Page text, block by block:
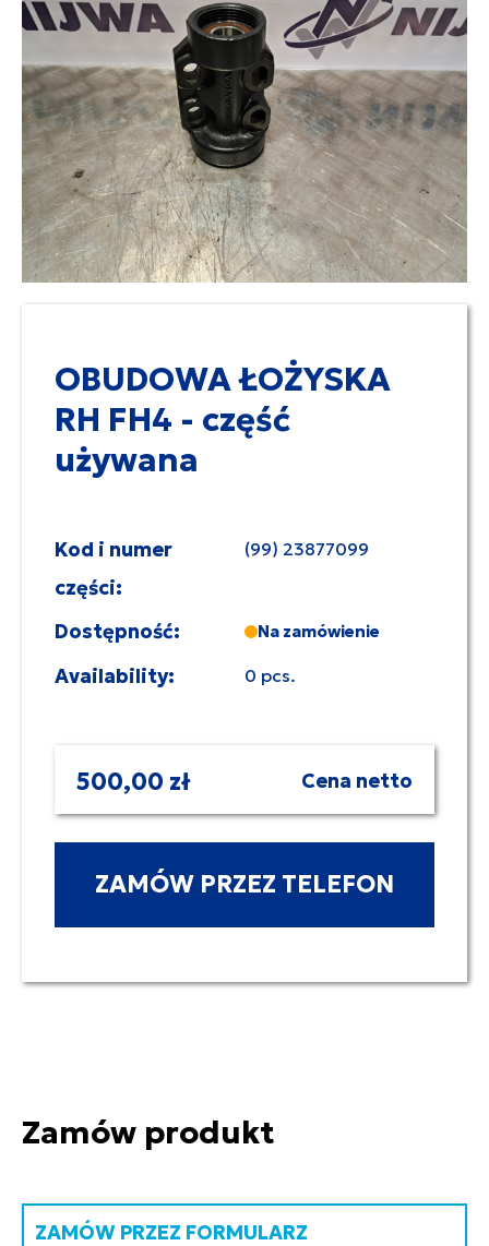
OBUDOWA ŁOŻYSKA
RH FH4 - część
używana
Kod i numer
części:
(99) 23877099
Dostępność: Na zamówienie
Availability: 0 pcs.
500,00 zł Cena netto
ZAMÓW PRZEZ TELEFON
Zamów produkt
ZAMÓW PRZEZ FORMULARZ